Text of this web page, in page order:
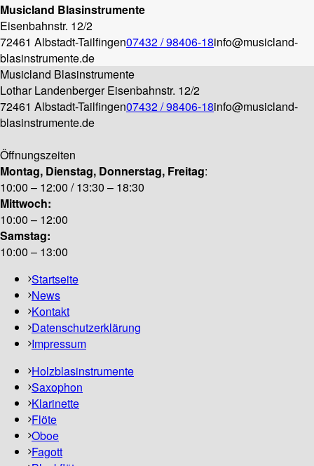
Musicland Blasinstrumente
Eisenbahnstr. 12/2
72461 Albstadt-Tailfingen07432 / 98406-18info@musicland-
blasinstrumente.de
Musicland Blasinstrumente
Lothar Landenberger Eisenbahnstr. 12/2
72461 Albstadt-Tailfingen07432 / 98406-18info@musicland-
blasinstrumente.de
Öffnungszeiten
Montag, Dienstag, Donnerstag, Freitag:
10:00 – 12:00 / 13:30 – 18:30
Mittwoch:
10:00 – 12:00
Samstag:
10:00 – 13:00
Startseite
News
Kontakt
Datenschutzerklärung
Impressum
Holzblasinstrumente
Saxophon
Klarinette
Flöte
Oboe
Fagott